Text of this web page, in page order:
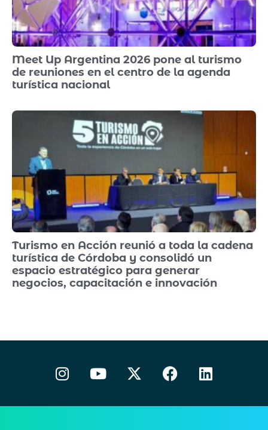
Meet Up Argentina 2026 pone al turismo
de reuniones en el centro de la agenda
turística nacional
Turismo en Acción reunió a toda la cadena
turística de Córdoba y consolidó un
espacio estratégico para generar
negocios, capacitación e innovación